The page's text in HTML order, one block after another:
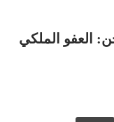
العفو الملكي